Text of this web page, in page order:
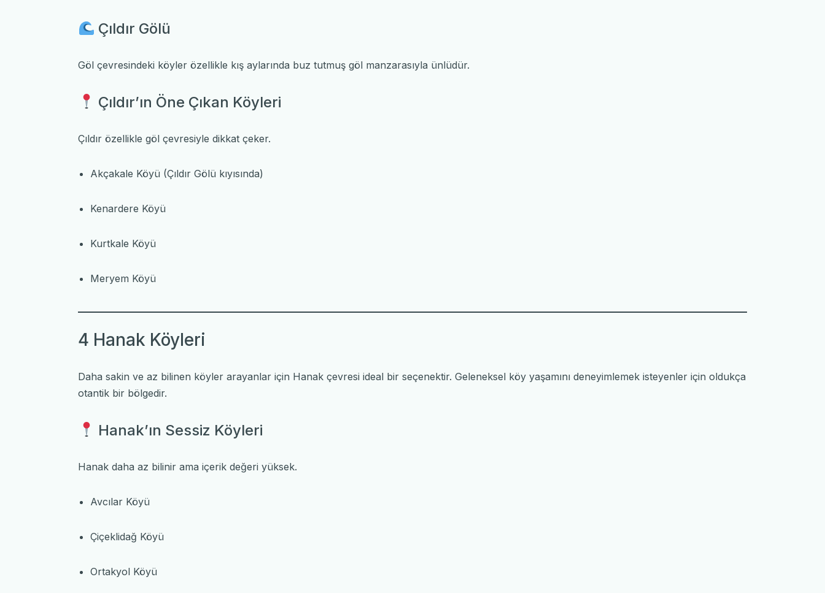
Çıldır Gölü
Göl çevresindeki köyler özellikle kış aylarında buz tutmuş göl manzarasıyla ünlüdür.
Çıldır’ın Öne Çıkan Köyleri
Çıldır özellikle göl çevresiyle dikkat çeker.
Akçakale Köyü (Çıldır Gölü kıyısında)
Kenardere Köyü
Kurtkale Köyü
Meryem Köyü
4 Hanak Köyleri
Daha sakin ve az bilinen köyler arayanlar için Hanak çevresi ideal bir seçenektir. Geleneksel köy yaşamını deneyimlemek isteyenler için oldukça
otantik bir bölgedir.
Hanak’ın Sessiz Köyleri
Hanak daha az bilinir ama içerik değeri yüksek.
Avcılar Köyü
Çiçeklidağ Köyü
Ortakyol Köyü